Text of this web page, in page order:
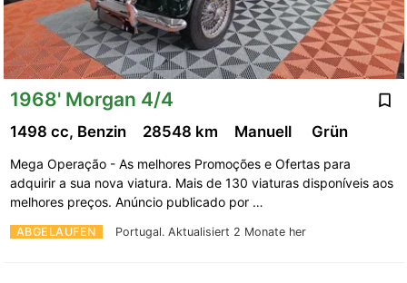
1968' Morgan 4/4
ABGELAUFEN Portugal. Aktualisiert 2 Monate her
1498 cc, Benzin 28548 km Manuell Grün
Mega Operação - As melhores Promoções e Ofertas para
adquirir a sua nova viatura. Mais de 130 viaturas disponíveis aos
melhores preços. Anúncio publicado por …